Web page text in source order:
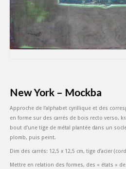
New York – Mockba
Approche de l’alphabet cyrillique et des
en forme sur des carrés de bois recto verso,
bout d’une tige de métal plantée dans un
plomb, puis peint.
Dim des carrés: 12,5 x 12,5 cm, tige d’acier
Mettre en relation des formes, des « états »